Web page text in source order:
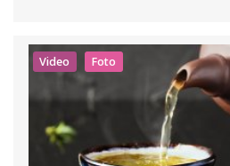
Video Foto